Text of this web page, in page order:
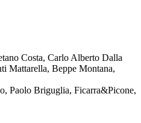
Costa, Carlo Alberto Dalla
Mattarella, Beppe Montana,
Paolo Briguglia, Ficarra&Picone,